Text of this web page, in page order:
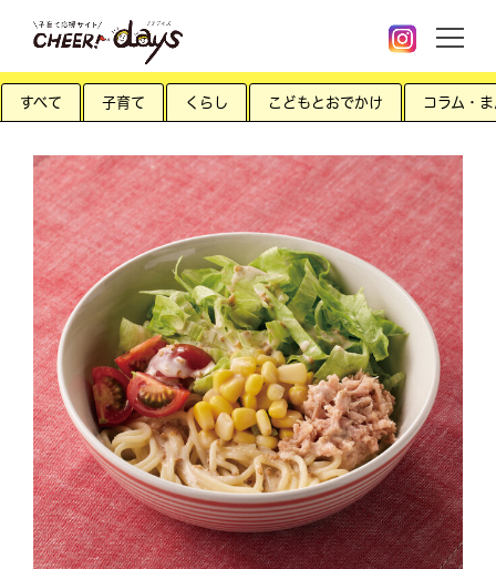
すべて 子育て くらし こどもとおでかけ コラム・